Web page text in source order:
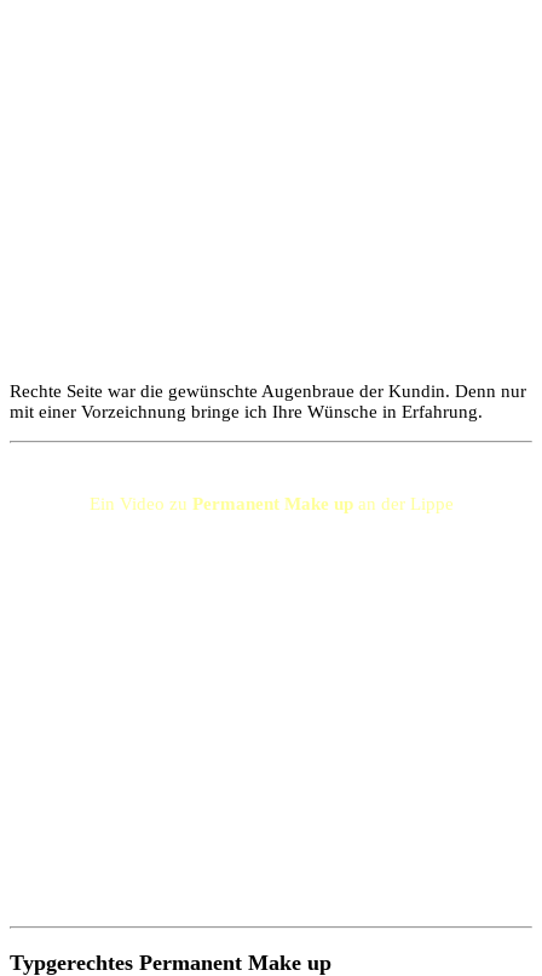
Rechte Seite war die gewünschte Augenbraue der Kundin. Denn nur
mit einer Vorzeichnung bringe ich Ihre Wünsche in Erfahrung.
Ein Video zu Permanent Make upan der Lippe
Typgerechtes Permanent Make up